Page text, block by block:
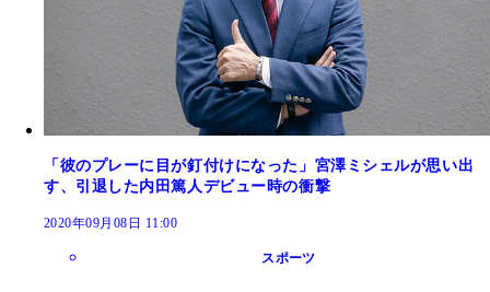
「彼のプレーに目が釘付けになった」宮澤ミシェルが思い出
す、引退した内田篤人デビュー時の衝撃
2020年09月08日 11:00
スポーツ